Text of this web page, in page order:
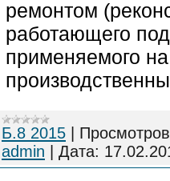
ремонтом
работающего
применяемого
Б.8 2015
admin
Дата: